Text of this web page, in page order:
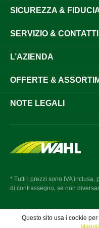
SICUREZZA &
SERVIZIO & CONTATTI
L’AZIENDA
OFFERTE &
NOTE LEGALI
* Tutti i prezzi sono IVA inclusa,
di contrassegno, se non
Questo sito usa i cookie